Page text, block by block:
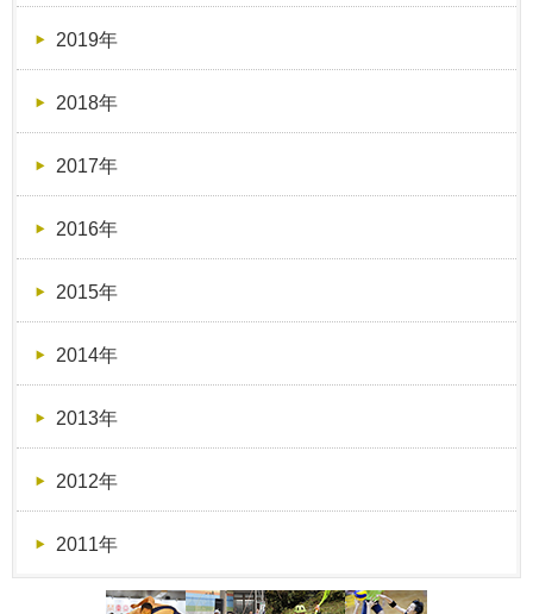
2019年
2018年
2017年
2016年
2015年
2014年
2013年
2012年
2011年